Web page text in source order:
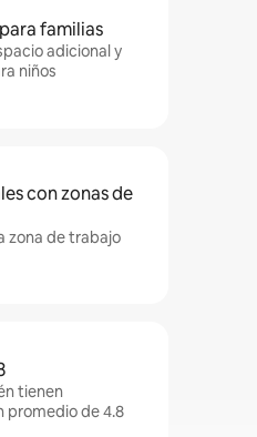
familias
adicional y
niños
con zonas de
zona de trabajo
tienen
promedio de 4.8